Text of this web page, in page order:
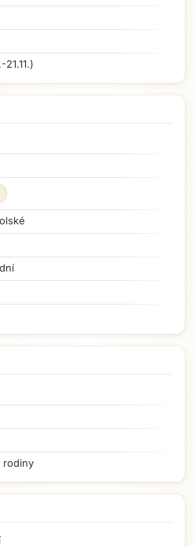
21.11.)
rodiny